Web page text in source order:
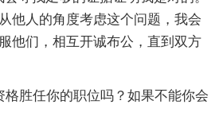
他人的角度考虑这个问题，我会
他们，相互开诚布公，直到双方
胜任你的职位吗？如果不能你会